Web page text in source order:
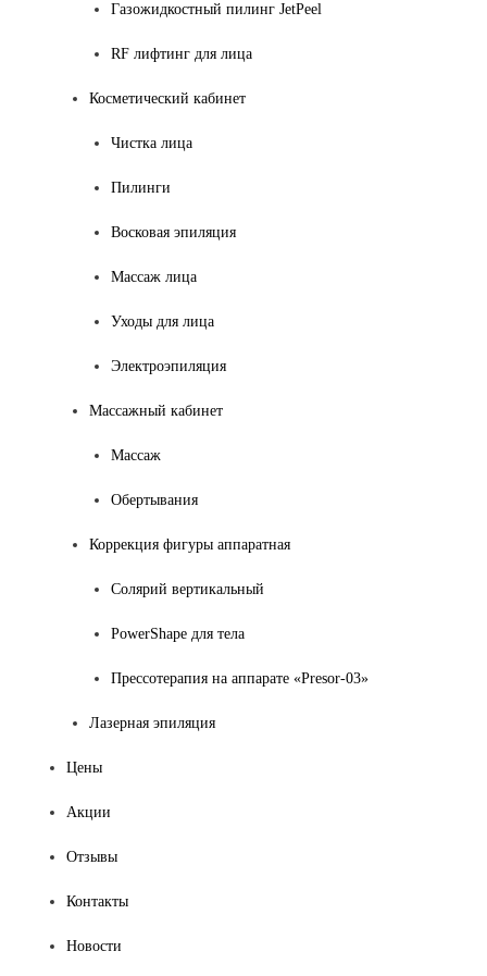
Газожидкостный пилинг JetPeel
RF лифтинг для лица
Косметический кабинет
Чистка лица
Пилинги
Восковая эпиляция
Массаж лица
Уходы для лица
Электроэпиляция
Массажный кабинет
Массаж
Обертывания
Коррекция фигуры аппаратная
Солярий вертикальный
PowerShape для тела
Прессотерапия на аппарате «Presor-03»
Лазерная эпиляция
Цены
Акции
Отзывы
Контакты
Новости